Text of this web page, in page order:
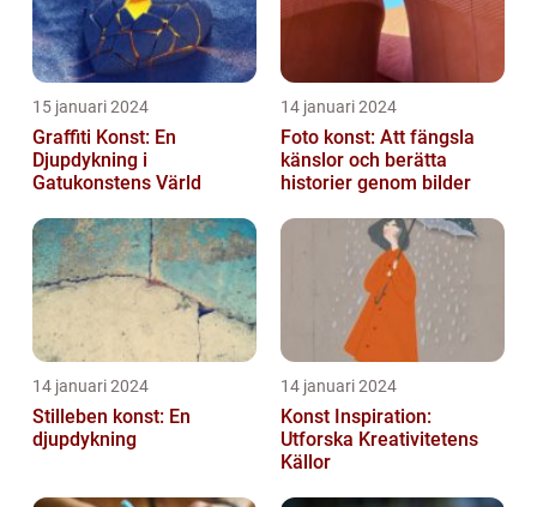
15 januari 2024
Graffiti Konst: En
Djupdykning i
Gatukonstens Värld
14 januari 2024
Foto konst: Att fängsla
känslor och berätta
historier genom bilder
14 januari 2024
Stilleben konst: En
djupdykning
14 januari 2024
Konst Inspiration:
Utforska Kreativitetens
Källor